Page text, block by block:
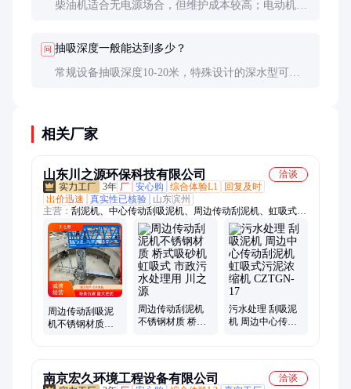
柴油机适合无电源场合，但维护成本较高；电动机运
问 抽吸深度一般能达到多少？
常规设备抽吸深度10-20米，特殊设计的深水型可达
相关厂家
山东川之源环保科技有限公司
洽谈
3年 厂 安心购 综合体验L1
回复及时
出价迅速
真实性已核验
山东滨州
主营： 刮泥机、中心传动刮吸泥机、周边传动刮泥机、虹吸式刮
泥机、桥式吸砂机、行车式刮泥机、全桥式刮泥机、链条式刮泥
机、机械格栅、格栅除污机、内进流网板式格栅机、钢丝绳格栅
除污机、转鼓式格栅机、阶梯式格栅除污机、外进水微滤机、内
进水微滤机、滚筒式微滤机、纤维转盘过滤器、滤布滤池、转鼓
精密过滤器、旋流沉沙器
周边传动刮吸泥
机不锈钢材质初
周边传动刮泥机
不锈钢材质 桥式
污水处理 刮吸泥
机 周边中心传动
南京宏久环境工程设备有限公司
洽谈